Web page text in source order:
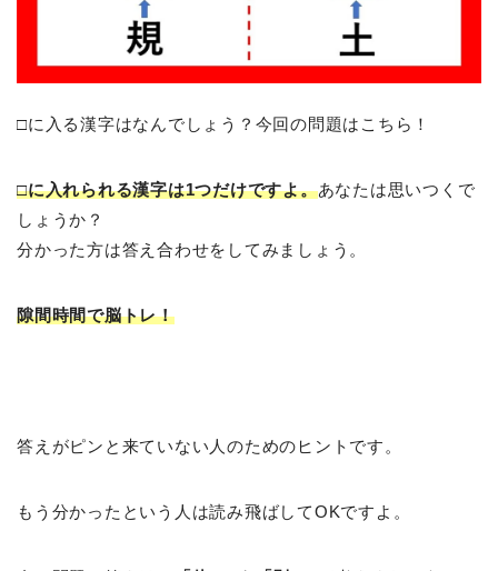
□に入る漢字はなんでしょう？今回の問題はこちら！
□に入れられる漢字は1つだけですよ。あなたは思いつくで
しょうか？
分かった方は答え合わせをしてみましょう。
隙間時間で脳トレ！
答えがピンと来ていない人のためのヒントです。
もう分かったという人は読み飛ばしてOKですよ。